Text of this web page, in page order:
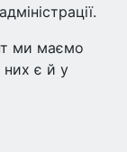
ми маємо
них є й у